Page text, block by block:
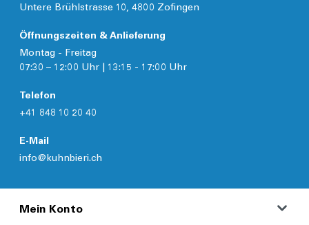
Untere Brühlstrasse 10, 4800 Zofingen
Öffnungszeiten & Anlieferung
Montag - Freitag
07:30 – 12:00 Uhr | 13:15 - 17:00 Uhr
Telefon
+41 848 10 20 40
E-Mail
info@kuhnbieri.ch
Mein Konto